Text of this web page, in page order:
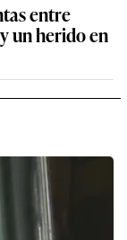
entre
un herido en